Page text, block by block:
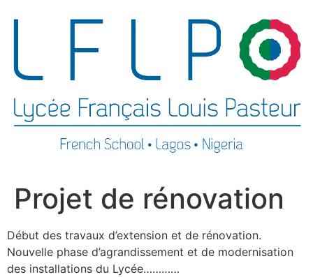
Projet de rénovation
Début des travaux d’extension et de rénovation.
Nouvelle phase d’agrandissement et de modernisation
des installations du Lycée…………